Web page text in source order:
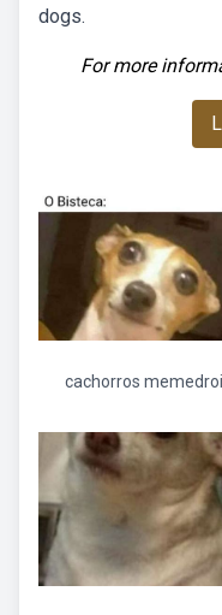
dogs.
For more
cachorros